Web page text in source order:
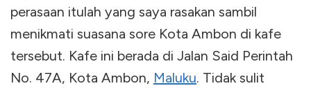
perasaan itulah yang saya rasakan sambil
menikmati suasana sore Kota Ambon di kafe
tersebut. Kafe ini berada di Jalan Said Perintah
No. 47A, Kota Ambon, Maluku. Tidak sulit